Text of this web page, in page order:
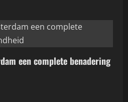
indonesië
25, 2026
voor iedereen: van beginners tot
een complete benadering